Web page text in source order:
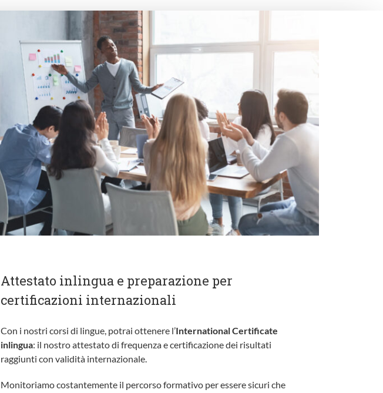
Attestato inlingua e preparazione per
certificazioni internazionali
Con i nostri corsi di lingue, potrai ottenere l’International Certificate
inlingua: il nostro attestato di frequenza e certificazione dei risultati
raggiunti con validità internazionale.
Monitoriamo costantemente il percorso formativo per essere sicuri che